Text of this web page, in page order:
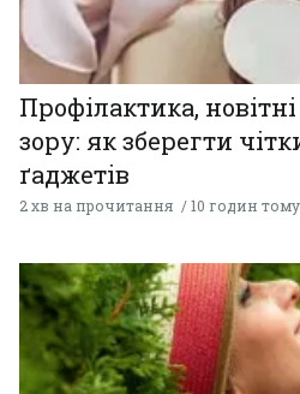
Профілактика, новітні
зору: як зберегти
ґаджетів
2 хв на прочитання 10 годин тому